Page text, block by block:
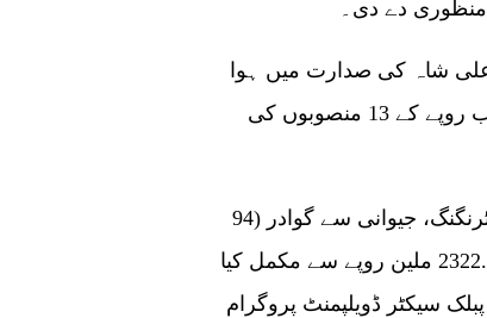
شاہ کی صدارت میں ہوا
جس میں گوادر کے لیے 132 کے وی لائن سمیت 34.8 ارب روپے کے 13 منصوبوں کی
تفصیلات کے مطابق 132 کے وی کے دوسرے سرکٹ سٹرنگنگ، جیوانی سے گوادر (94
کلومیٹر) تک ٹرانسمیشن لائن کی تعمیر کا منصوبہ 2322.940 ملین روپے سے مکمل کیا
پبلک سیکٹر ڈویلپمنٹ پروگرام